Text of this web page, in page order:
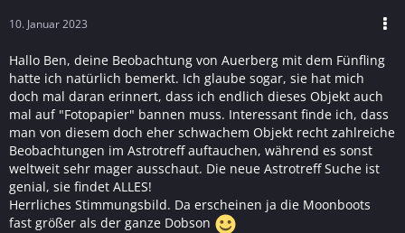
10. Januar 2023
Hallo Ben, deine Beobachtung von Auerberg mit dem Fünfling
hatte ich natürlich bemerkt. Ich glaube sogar, sie hat mich
doch mal daran erinnert, dass ich endlich dieses Objekt auch
mal auf "Fotopapier" bannen muss. Interessant finde ich, dass
man von diesem doch eher schwachem Objekt recht zahlreiche
Beobachtungen im Astrotreff auftauchen, während es sonst
weltweit sehr mager ausschaut. Die neue Astrotreff Suche ist
genial, sie findet ALLES!
Herrliches Stimmungsbild. Da erscheinen ja die Moonboots
fast größer als der ganze Dobson